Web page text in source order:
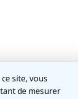
site, vous
de mesurer